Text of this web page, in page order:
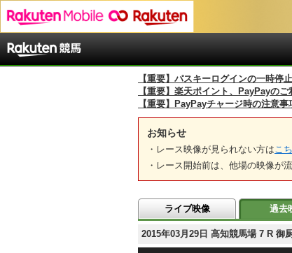
【重要】パスキーログインの一時停
【重要】楽天ポイント、PayPayの
【重要】PayPayチャージ時の注意事
お知らせ
・レース映像が見られない方は こ
・レース開始前は、他場の映像が
ライブ映像 過去
2015年03月29日 高知競馬場 7 R